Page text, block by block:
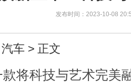
发布时间：2023-10-08
汽车 > 正文
将科技与艺术完美